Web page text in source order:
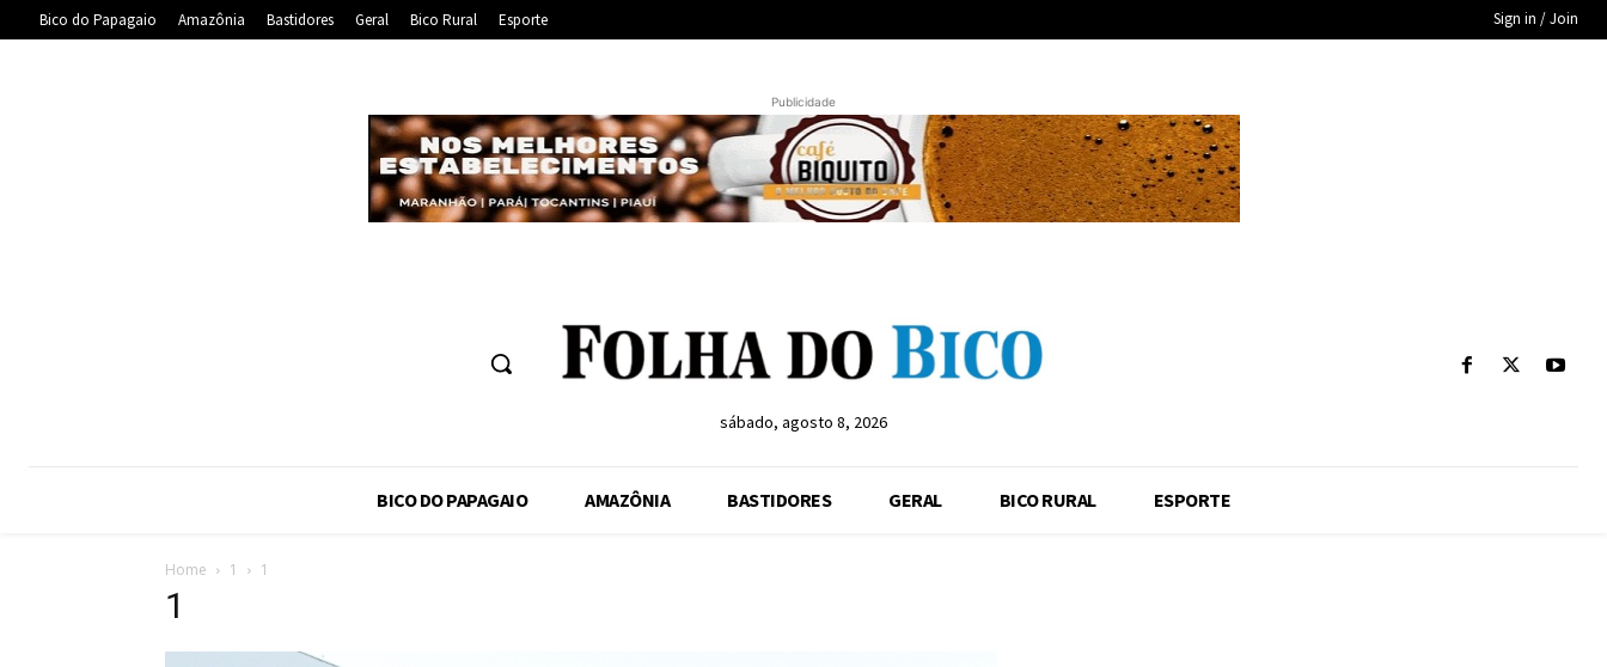
Bico do Papagaio Amazônia Bastidores Geral Bico Rural Esporte Sign in / Join
Publicidade
sábado, agosto 8, 2026
BICO DO PAPAGAIO AMAZÔNIA BASTIDORES GERAL BICO RURAL ESPORTE
Home 1 1
1